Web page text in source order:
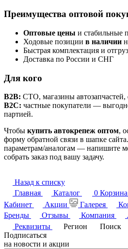
Преимущества оптовой
Оптовые цены и стабильные
Ходовые позиции в наличии
Быстрая комплектация и
Доставка по России и СНГ
Для кого
B2B: СТО, магазины автозапчастей,
B2C: частные покупатели —
партией.
Чтобы купить автокрепеж оптом,
форму обратной связи в шапке
параметрам/аналогам — напишите
собрать заказ под вашу задачу.
Назад к списку
Главная
Каталог 0 Корзина
Кабинет
Акции Галерея
Бренды
Отзывы Компания
Реквизиты
Регион Поиск
Подписаться
на новости и акции